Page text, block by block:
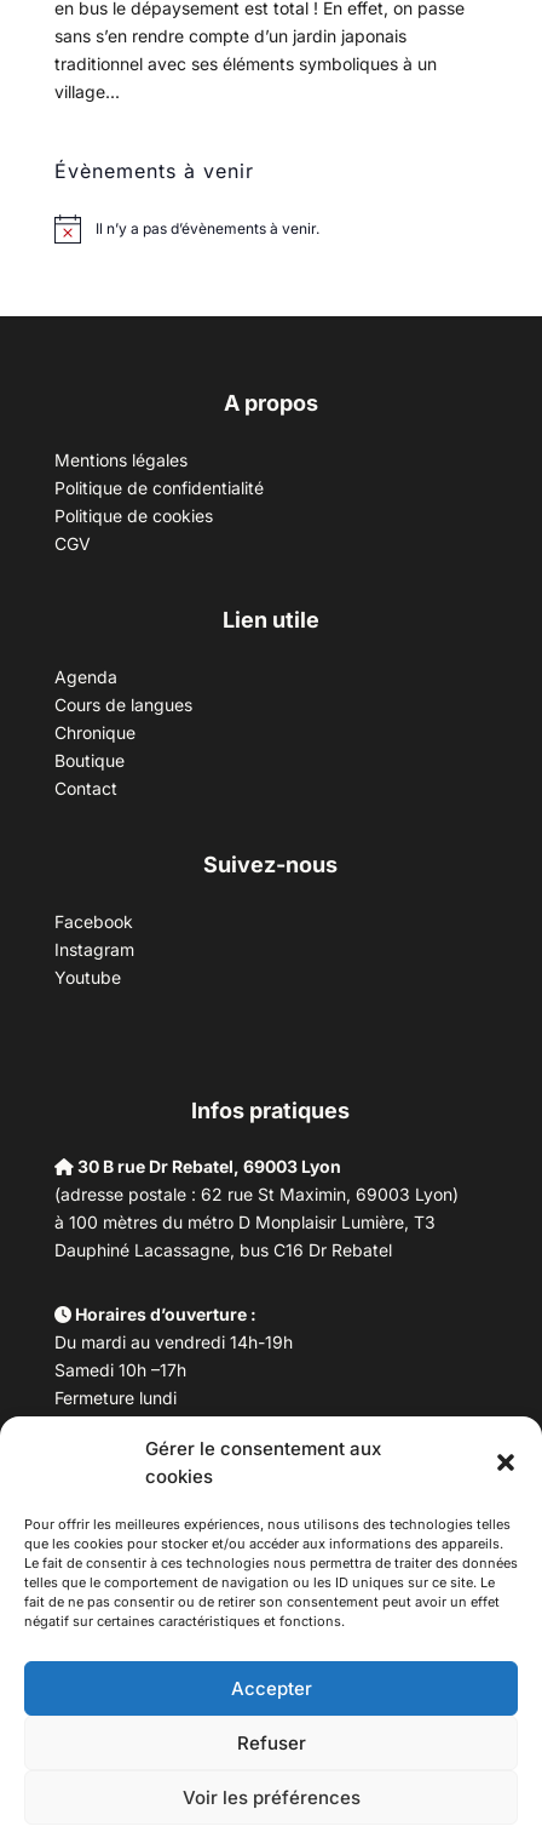
Gérer le consentement aux
cookies
Pour offrir les meilleures expériences, nous utilisons des technologies telles
que les cookies pour stocker et/ou accéder aux informations des appareils.
Le fait de consentir à ces technologies nous permettra de traiter des données
telles que le comportement de navigation ou les ID uniques sur ce site. Le
fait de ne pas consentir ou de retirer son consentement peut avoir un effet
négatif sur certaines caractéristiques et fonctions.
Accepter
Refuser
Voir les préférences
en bus le dépaysement est total ! En effet, on passe
sans s’en rendre compte d’un jardin japonais
traditionnel avec ses éléments symboliques à un
village...
Évènements à venir
Il n’y a pas d’évènements à venir.
A propos
Mentions légales
Politique de confidentialité
Politique de cookies
CGV
Lien utile
Agenda
Cours de langues
Chronique
Boutique
Contact
Suivez-nous
Facebook
Instagram
Youtube
Infos pratiques
30 B rue Dr Rebatel, 69003 Lyon
(adresse postale : 62 rue St Maximin, 69003 Lyon)
à 100 mètres du métro D Monplaisir Lumière, T3
Dauphiné Lacassagne, bus C16 Dr Rebatel
Horaires d’ouverture :
Du mardi au vendredi 14h-19h
Samedi 10h –17h
Fermeture lundi
Téléphone : 04 78 53 06 40
maisondesculturesasiatiques@asiexpo.com
Tous droits réservés.